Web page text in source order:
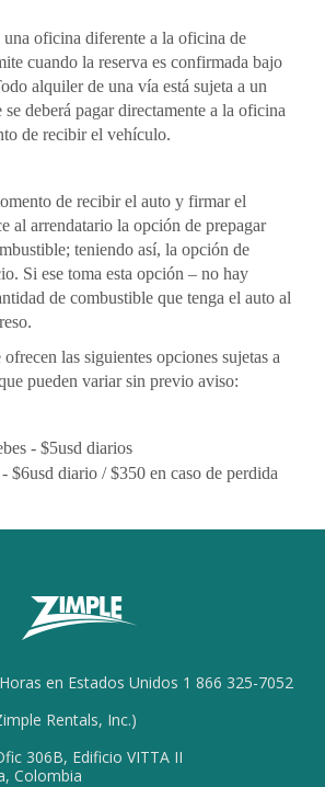
una oficina diferente a la oficina de
cuando la reserva es confirmada bajo
alquiler de una vía está sujeta a un
deberá pagar directamente a la oficina
de recibir el vehículo.
de recibir el auto y firmar el
al arrendatario la opción de prepagar
teniendo así, la opción de
Si ese toma esta opción – no hay
de combustible que tenga el auto al
las siguientes opciones sujetas a
pueden variar sin previo aviso:
- $5usd diarios
$6usd diario / $350 en caso de perdida
en Estados Unidos 1 866 325-7052
Rentals, Inc.)
306B, Edificio VITTA II
Colombia